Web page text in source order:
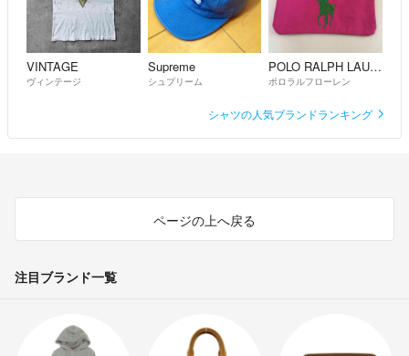
VINTAGE
ヴィンテージ
Supreme
シュプリーム
POLO RALPH LAUREN
ポロラルフローレン
シャツの人気ブランドランキング
ページの上へ戻る
注目ブランド一覧